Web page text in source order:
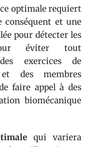
optimale requiert
et une
pour détecter les
éviter tout
exercices de
des membres
faire appel à des
biomécanique
qui variera